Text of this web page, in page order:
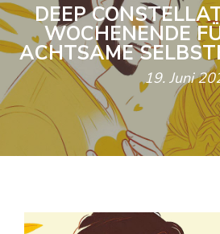
DEEP
WOCHENENDE
ACHTSAME
19. Juni